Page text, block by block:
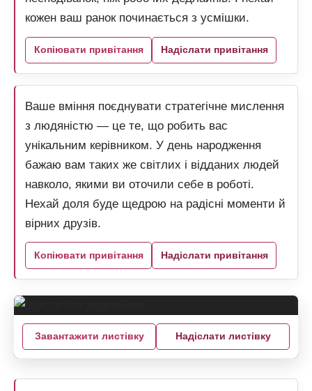
кожен ваш ранок починається з усмішки.
Копіювати привітання Надіслати привітання
Ваше вміння поєднувати стратегічне мислення
з людяністю — це те, що робить вас
унікальним керівником. У день народження
бажаю вам таких же світлих і відданих людей
навколо, якими ви оточили себе в роботі.
Нехай доля буде щедрою на радісні моменти й
вірних друзів.
Копіювати привітання Надіслати привітання
Завантажити листівку Надіслати листівку